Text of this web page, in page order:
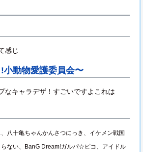
感じ
小動物愛護委員会〜
なキャラデザ！すごいですよこれは
八十亀ちゃんかんさつにっき、イケメン戦国
ない、BanG Dream!ガルパ☆ピコ、アイドル